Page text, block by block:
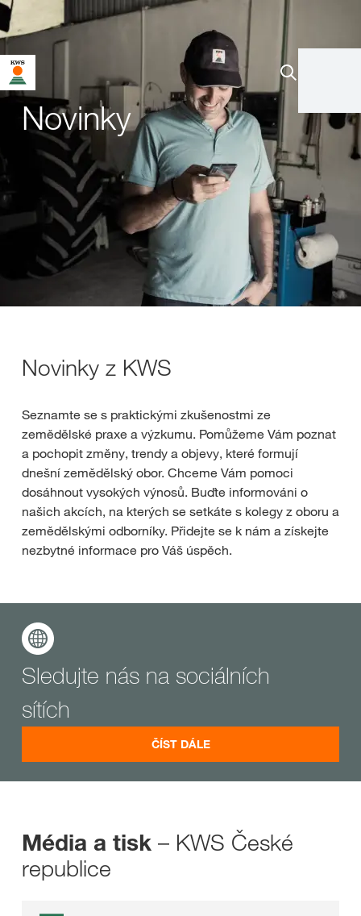
Novinky
Novinky z KWS
Seznamte se s praktickými zkušenostmi ze
zemědělské praxe a výzkumu. Pomůžeme Vám poznat
a pochopit změny, trendy a objevy, které formují
dnešní zemědělský obor. Chceme Vám pomoci
dosáhnout vysokých výnosů. Buďte informováni o
našich akcích, na kterých se setkáte s kolegy z oboru a
zemědělskými odborníky. Přidejte se k nám a získejte
nezbytné informace pro Váš úspěch.
Sledujte nás na sociálních
sítích
ČÍST DÁLE
Média a tisk – KWS České
republice